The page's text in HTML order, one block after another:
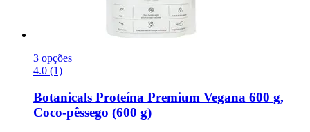
3 opções
4.0 (1)
Botanicals Proteína Premium Vegana 600 g,
Coco-​pêssego (600 g)